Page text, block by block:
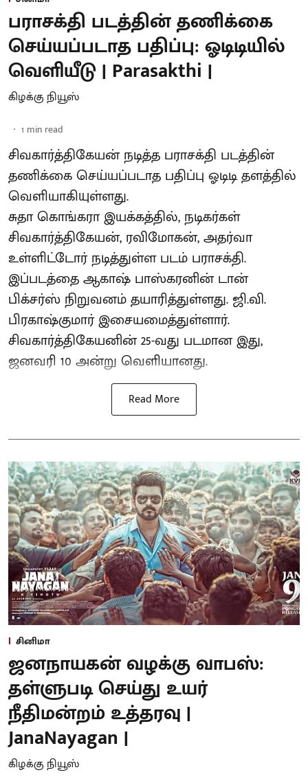
பராசக்தி படத்தின் தணிக்கை
செய்யப்படாத பதிப்பு: ஓடிடியில்
வெளியீடு | Parasakthi |
கிழக்கு நியூஸ்
1 min read
சிவகார்த்திகேயன் நடித்த பராசக்தி படத்தின்
தணிக்கை செய்யப்படாத பதிப்பு ஓடிடி தளத்தில்
வெளியாகியுள்ளது.
சுதா கொங்கரா இயக்கத்தில், நடிகர்கள்
சிவகார்த்திகேயன், ரவிமோகன், அதர்வா
உள்ளிட்டோர் நடித்துள்ள படம் பராசக்தி.
இப்படத்தை ஆகாஷ் பாஸ்கரனின் டான்
பிக்சர்ஸ் நிறுவனம் தயாரித்துள்ளது. ஜி.வி.
பிரகாஷ்குமார் இசையமைத்துள்ளார்.
சிவகார்த்திகேயனின் 25-வது படமான இது,
ஜனவரி 10 அன்று வெளியானது.
Read More
சினிமா
ஜனநாயகன் வழக்கு வாபஸ்:
தள்ளுபடி செய்து உயர்
நீதிமன்றம் உத்தரவு |
JanaNayagan |
கிழக்கு நியூஸ்